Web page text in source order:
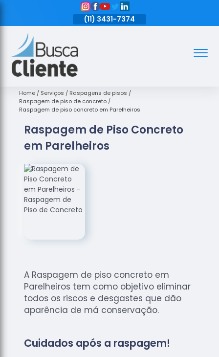
(11) 3431-7374
Assoalhos
de Madeira
Decks de
Empresas
de
de Madeira
Loja de
Assoalhos
Raspagem
Raspagem
de Tacos
de
Madeiras
Home Serviços
Raspagens de pisos
Raspagem de piso de concreto
Raspagem de piso concreto em Parelheiros
Raspagem de Piso Concreto
em Parelheiros
A Raspagem de piso concreto em
Parelheiros tem como objetivo eliminar
todos os riscos e desgastes que dão
aparência de má conservação.
Cuidados após a raspagem!